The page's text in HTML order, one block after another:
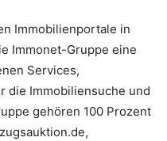
Immobilienportale in
Immonet-Gruppe eine
Services,
die Immobiliensuche und
gehören 100 Prozent